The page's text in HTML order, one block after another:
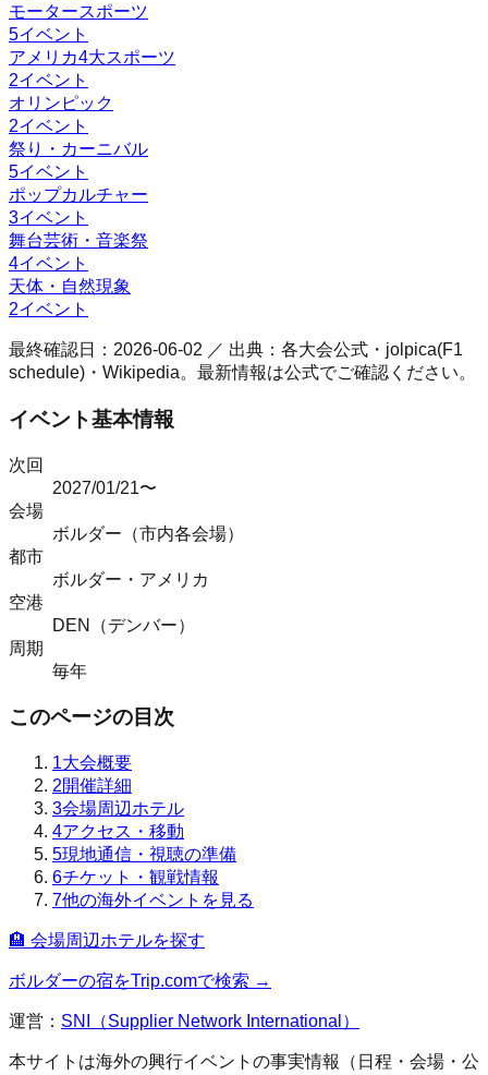
モータースポーツ
5イベント
アメリカ4大スポーツ
2イベント
オリンピック
2イベント
祭り・カーニバル
5イベント
ポップカルチャー
3イベント
舞台芸術・音楽祭
4イベント
天体・自然現象
2イベント
最終確認日： 2026-06-02 ／ 出典：各大会公式・jolpica(F1
schedule)・Wikipedia。最新情報は公式でご確認ください。
イベント基本情報
次回
2027/01/21〜
会場
ボルダー（市内各会場）
都市
ボルダー ・ アメリカ
空港
DEN（デンバー）
周期
毎年
このページの目次
1大会概要
2開催詳細
3会場周辺ホテル
4アクセス・移動
5現地通信・視聴の準備
6チケット・観戦情報
7他の海外イベントを見る
🏨 会場周辺ホテルを探す
ボルダーの宿をTrip.comで検索 →
運営： SNI（Supplier Network International）
本サイトは海外の興行イベントの事実情報（日程・会場・公